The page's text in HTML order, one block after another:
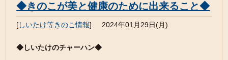
◆きのこが美と健康のために出来ること◆
[しいたけ等きのこ情報] 2024年01月29日(月)
◆しいたけのチャーハン◆